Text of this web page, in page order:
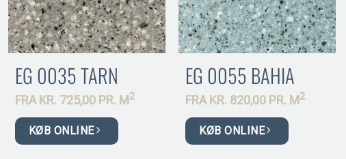
EG 0035 TARN
FRA KR. 725,00 PR. M 2
KØB ONLINE
EG 0055 BAHIA
FRA KR. 820,00 PR. M 2
KØB ONLINE